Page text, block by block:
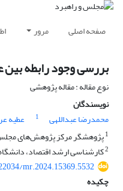
صفحه اصلی مرور
بررسی وجود رابطه
نوع مقاله : مقاله پژوهشی
نویسندگان
محمدرضا عبداللهی
1 عطیه
1پژوهشگر مرکز پژوهش‌های
2کارشناسی ارشد اقتصاد،
mr.2024.15369.5532
چکیده